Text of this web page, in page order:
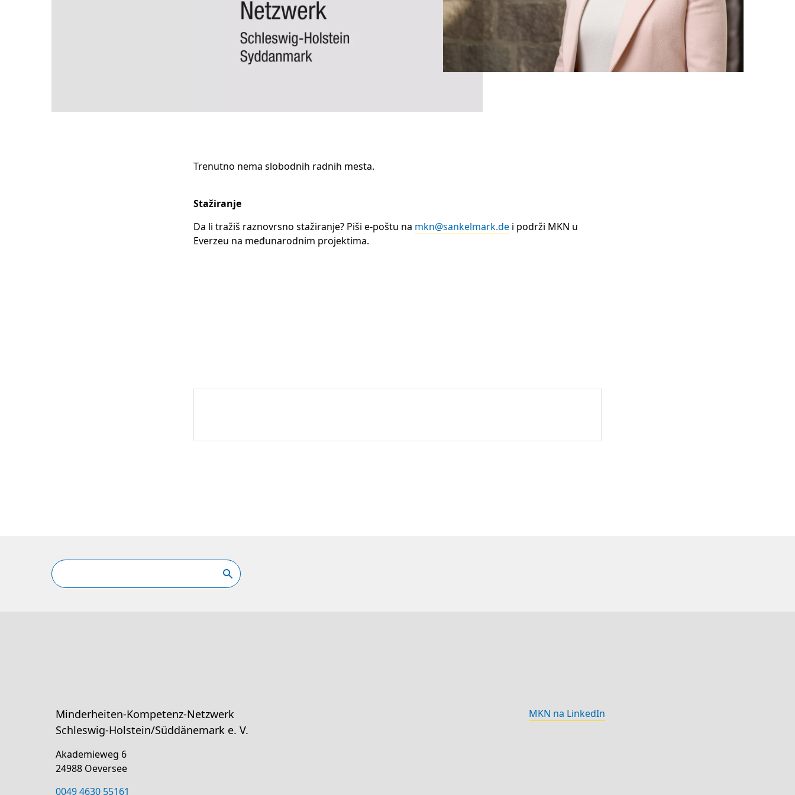
Trenutno nema slobodnih radnih mesta.
Stažiranje
Da li tražiš raznovrsno stažiranje? Piši e-poštu na mkn@sankelmark.de i podrži MKN u
Everzeu na međunarodnim projektima.
Minderheiten-Kompetenz-Netzwerk
Schleswig-Holstein/Süddänemark e. V.
Akademieweg 6
24988 Oeversee
0049 4630 55161
MKN na LinkedIn